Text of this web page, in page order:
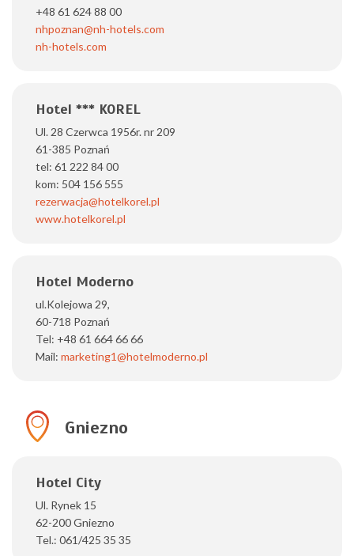
+48 61 624 88 00
nhpoznan@nh-hotels.com
nh-hotels.com
Hotel *** KOREL
Ul. 28 Czerwca 1956r. nr 209
61-385 Poznań
tel: 61 222 84 00
kom: 504 156 555
rezerwacja@hotelkorel.pl
www.hotelkorel.pl
Hotel Moderno
ul.Kolejowa 29,
60-718 Poznań
Tel: +48 61 664 66 66
Mail: marketing1@hotelmoderno.pl
Gniezno
Hotel City
Ul. Rynek 15
62-200 Gniezno
Tel.: 061/425 35 35